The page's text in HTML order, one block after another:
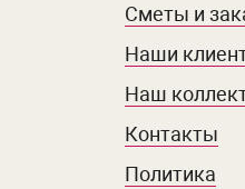
Сметы и
Наши
Наш
Контакты
Политика